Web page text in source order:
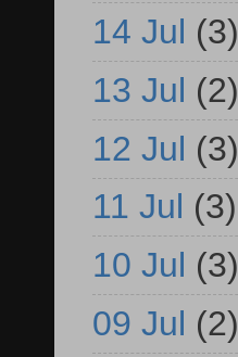
14 Jul (3)
13 Jul (2)
12 Jul (3)
11 Jul (3)
10 Jul (3)
09 Jul (2)